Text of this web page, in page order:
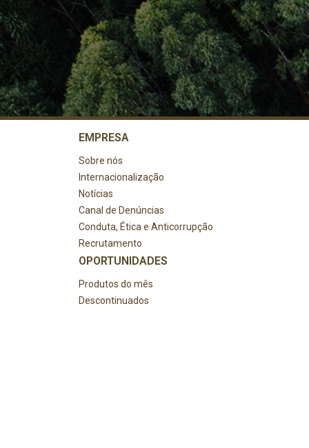
EMPRESA
Sobre nós
Internacionalização
Notícias
Canal de Denúncias
Conduta, Ética e Anticorrupção
Recrutamento
OPORTUNIDADES
Produtos do mês
Descontinuados